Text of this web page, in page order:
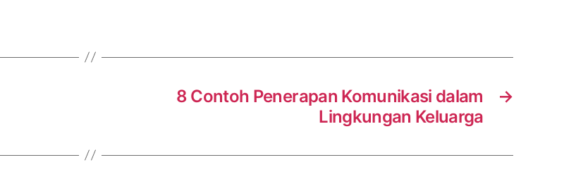
→
8 Contoh Penerapan Komunikasi dalam
Lingkungan Keluarga